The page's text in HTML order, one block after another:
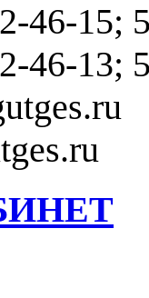
46-15;
46-13;